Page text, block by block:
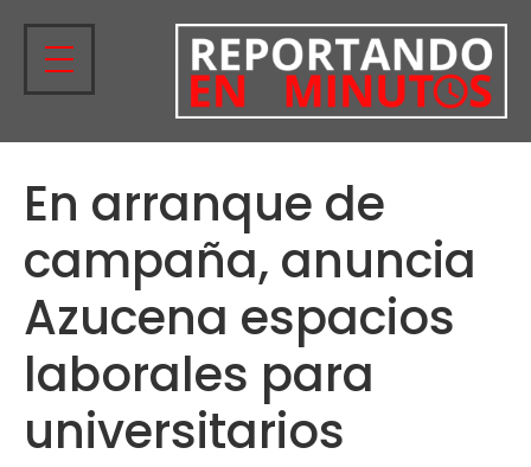
En arranque de
campaña, anuncia
Azucena espacios
laborales para
universitarios